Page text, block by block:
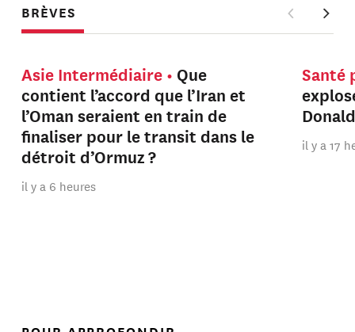
BRÈVES
Asie Intermédiaire
Que
contient l’accord que l’Iran et
l’Oman seraient en train de
finaliser pour le transit dans le
détroit d’Ormuz ?
il y a 6 heures
Santé
il y a 17